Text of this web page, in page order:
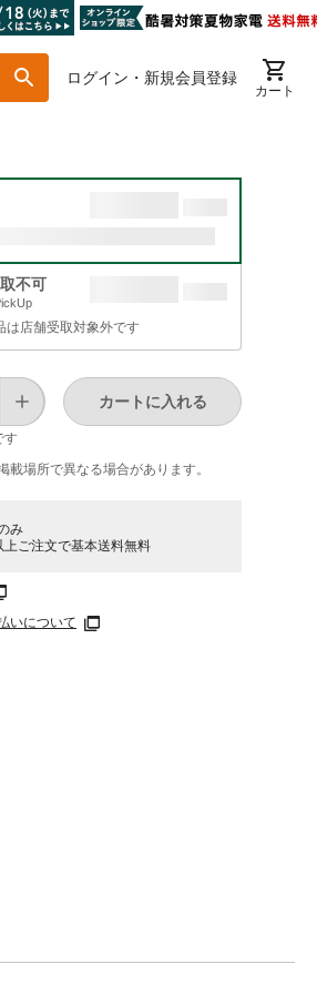
ログイン・新規会員登録
カート
不可
は店舗受取対象外です
す
カートに入れる
場所で​異なる​場合が​あります。
み
上ご注文で基本送料無料
いについて